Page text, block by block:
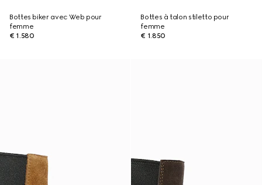
Bottes biker avec Web pour
femme
€ 1.580
Bottes à talon stiletto pour
femme
€ 1.850